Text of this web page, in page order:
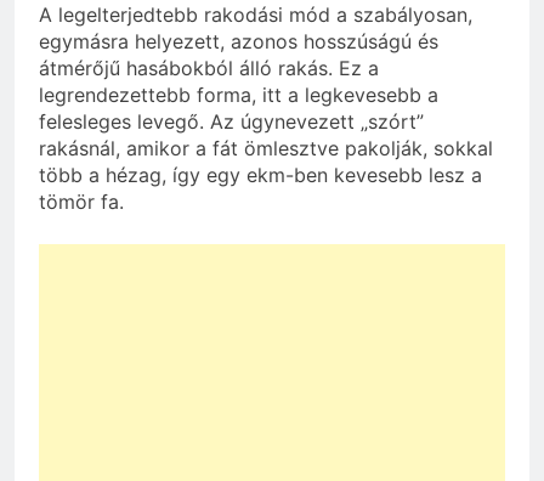
A legelterjedtebb rakodási mód a szabályosan,
egymásra helyezett, azonos hosszúságú és
átmérőjű hasábokból álló rakás. Ez a
legrendezettebb forma, itt a legkevesebb a
felesleges levegő. Az úgynevezett „szórt”
rakásnál, amikor a fát ömlesztve pakolják, sokkal
több a hézag, így egy ekm-ben kevesebb lesz a
tömör fa.